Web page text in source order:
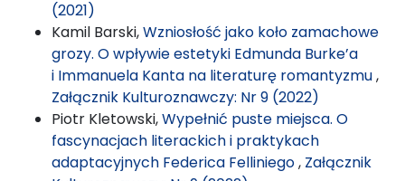
(2021)
Kamil Barski,Wzniosłość jako koło zamachowe
grozy. O wpływie estetyki Edmunda Burke’a
i Immanuela Kanta na literaturę romantyzmu,
Załącznik Kulturoznawczy: Nr 9 (2022)
Piotr Kletowski,Wypełnić puste miejsca. O
fascynacjach literackich i praktykach
adaptacyjnych Federica Felliniego, Załącznik